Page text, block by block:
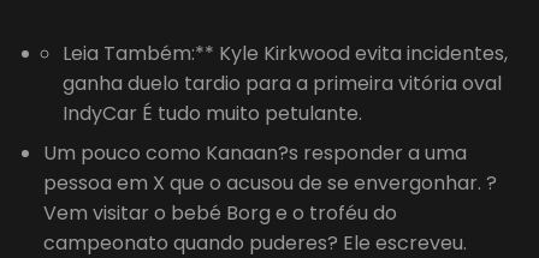
Leia Também:** Kyle Kirkwood evita incidentes,
ganha duelo tardio para a primeira vitória oval
IndyCar É tudo muito petulante.
Um pouco como Kanaan?s responder a uma
pessoa em X que o acusou de se envergonhar. ?
Vem visitar o bebé Borg e o troféu do
campeonato quando puderes? Ele escreveu.